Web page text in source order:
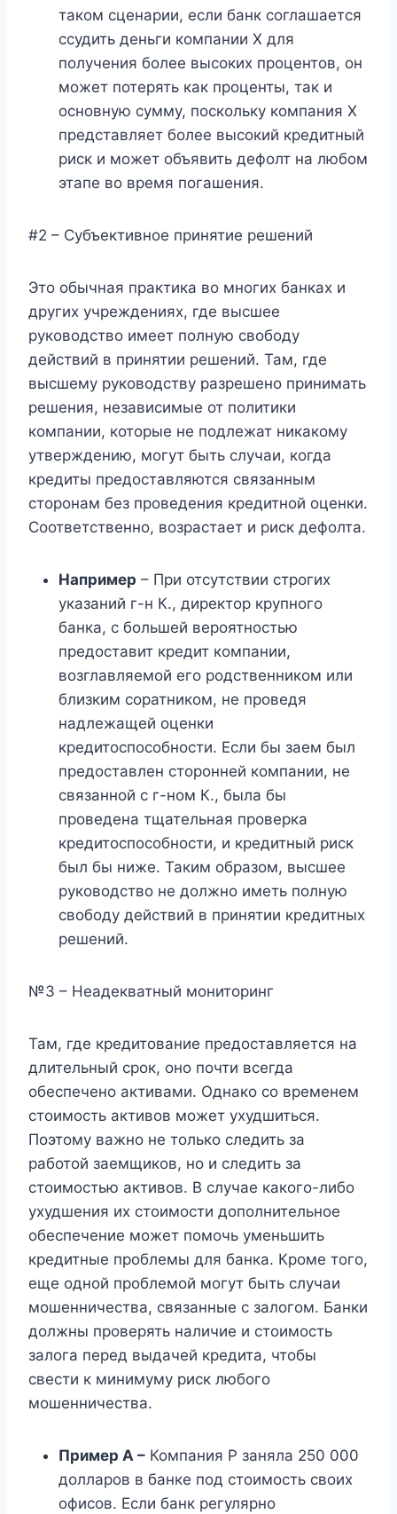
таком сценарии, если банк соглашается
ссудить деньги компании X для
получения более высоких процентов, он
может потерять как проценты, так и
основную сумму, поскольку компания X
представляет более высокий кредитный
риск и может объявить дефолт на любом
этапе во время погашения.
#2 – Субъективное принятие решений
Это обычная практика во многих банках и
других учреждениях, где высшее
руководство имеет полную свободу
действий в принятии решений. Там, где
высшему руководству разрешено принимать
решения, независимые от политики
компании, которые не подлежат никакому
утверждению, могут быть случаи, когда
кредиты предоставляются связанным
сторонам без проведения кредитной оценки.
Соответственно, возрастает и риск дефолта.
Например – При отсутствии строгих
указаний г-н К., директор крупного
банка, с большей вероятностью
предоставит кредит компании,
возглавляемой его родственником или
близким соратником, не проведя
надлежащей оценки
кредитоспособности. Если бы заем был
предоставлен сторонней компании, не
связанной с г-ном К., была бы
проведена тщательная проверка
кредитоспособности, и кредитный риск
был бы ниже. Таким образом, высшее
руководство не должно иметь полную
свободу действий в принятии кредитных
решений.
№3 – Неадекватный мониторинг
Там, где кредитование предоставляется на
длительный срок, оно почти всегда
обеспечено активами. Однако со временем
стоимость активов может ухудшиться.
Поэтому важно не только следить за
работой заемщиков, но и следить за
стоимостью активов. В случае какого-либо
ухудшения их стоимости дополнительное
обеспечение может помочь уменьшить
кредитные проблемы для банка. Кроме того,
еще одной проблемой могут быть случаи
мошенничества, связанные с залогом. Банки
должны проверять наличие и стоимость
залога перед выдачей кредита, чтобы
свести к минимуму риск любого
мошенничества.
Пример А – Компания P заняла 250 000
долларов в банке под стоимость своих
офисов. Если банк регулярно